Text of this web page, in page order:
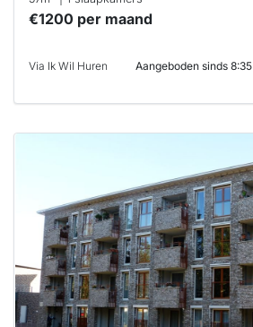
€1200 per maand
Via Ik Wil Huren Aangeboden sinds 8:35
al verhuurd
Om kans te
maken moet je
binnen 15
minuten
reageren.
Stekkies helpt
je hierbij!